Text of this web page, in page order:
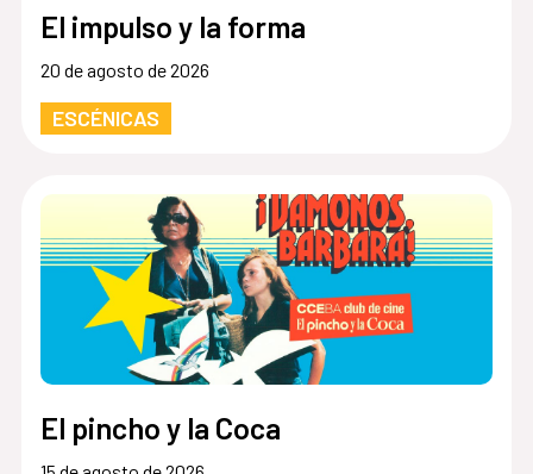
El impulso y la forma
20 de agosto de 2026
ESCÉNICAS
El pincho y la Coca